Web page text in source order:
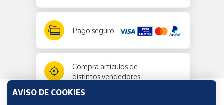
Pago seguro
Compra artículos de
distintos vendedores
AVISO DE COOKIES